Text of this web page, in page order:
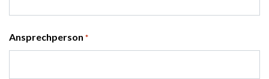
Ansprechperson *